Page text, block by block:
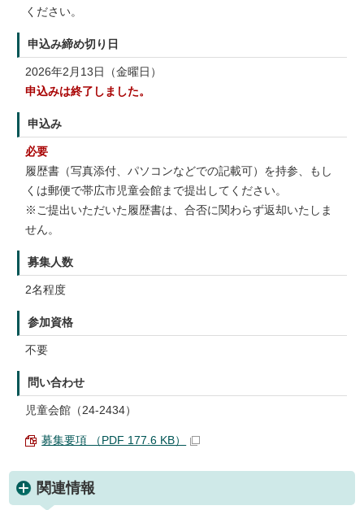
ください。
申込み締め切り日
2026年2月13日（金曜日）
申込みは終了しました。
申込み
必要
履歴書（写真添付、パソコンなどでの記載可）を持参、もし
くは郵便で帯広市児童会館まで提出してください。
※ご提出いただいた履歴書は、合否に関わらず返却いたしま
せん。
募集人数
2名程度
参加資格
不要
問い合わせ
児童会館（24-2434）
募集要項 （PDF 177.6 KB）
関連情報